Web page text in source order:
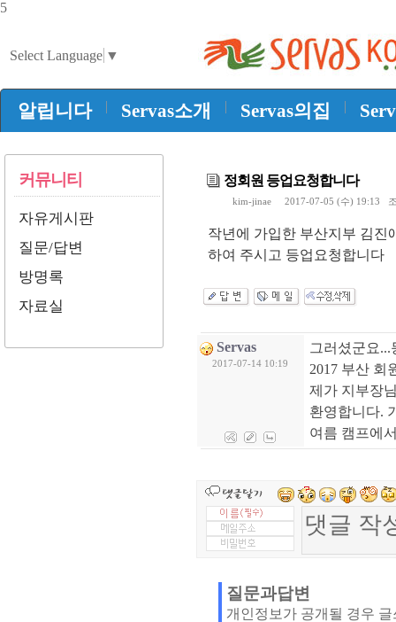
5
Select Language ▼
알립니다 | Servas소개 | Servas의집 |
커뮤니티
자유게시판
질문/답변
방명록
자료실
정회원 등업요청합니다
kim-jinae2017-07-05 (수) 19:13
작년에 가입한 부산지부 김진
하여 주시고 등업요청합니다
Servas
2017-07-14 10:19
그러셨군요
2017 부산 회
제가 지부장
환영합니다.
여름 캠프에
질문과답변
개인정보가 공개될 경우